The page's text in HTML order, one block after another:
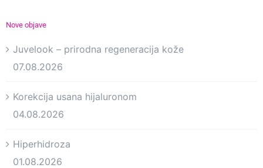
Nove objave
Juvelook – prirodna regeneracija kože
07.08.2026
Korekcija usana hijaluronom
04.08.2026
Hiperhidroza
01.08.2026